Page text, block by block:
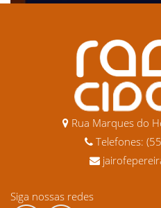
Rua Marques do
Telefones:
Siga nossas redes